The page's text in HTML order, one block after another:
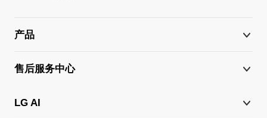
产品
售后服务中心
LG AI